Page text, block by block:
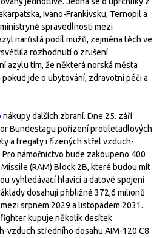
Ivano-Frankivsku, Ternopil a
spravedlnosti mezi
narůstá podíl mužů, zejména těch ve
rozhodnutí o zrušení
azylu tím, že některá norská města
jde o ubytování, zdravotní péči a
nákupy dalších zbraní. Dne 25. září
Bundestagu pořízení protiletadlových
a fregaty i řízených střel vzduch-
námořnictvo bude zakoupeno 400
(RAM) Block 2B, které budou mít
vyhledávací hlavici a datové spojení
dosahují přibližně 372,6 milionů
srpnem 2029 a listopadem 2031.
kupuje několik desítek
vzduch středního dosahu AIM-120 C8